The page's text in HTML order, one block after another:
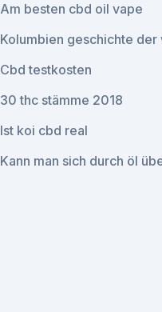
Am besten cbd oil vape
Kolumbien geschichte der
Cbd testkosten
30 thc stämme 2018
Ist koi cbd real
Kann man sich durch öl